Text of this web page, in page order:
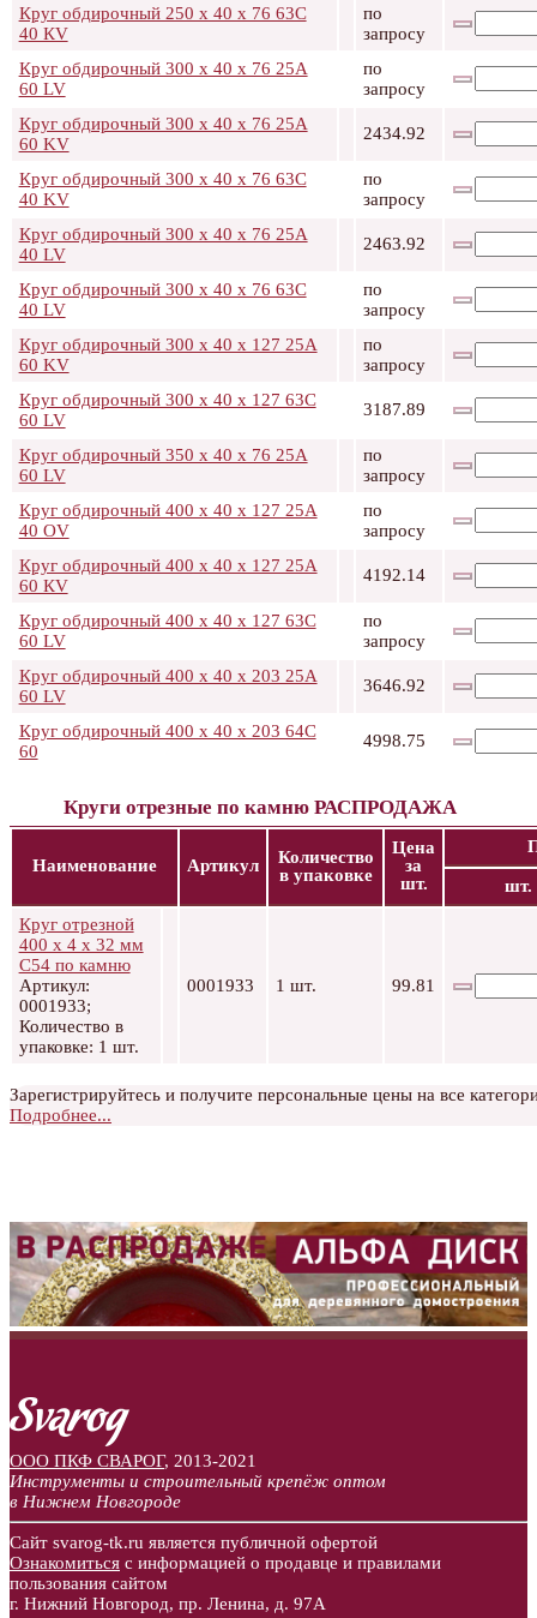
Круг обдирочный 250 х 40 х 76 63C
40 КV
по
запросу
Круг обдирочный 300 х 40 х 76 25А
60 LV
по
запросу
Круг обдирочный 300 х 40 х 76 25А
60 KV
2434.92
Круг обдирочный 300 х 40 х 76 63С
40 KV
по
запросу
Круг обдирочный 300 х 40 х 76 25А
40 LV
2463.92
Круг обдирочный 300 х 40 х 76 63С
40 LV
по
запросу
Круг обдирочный 300 х 40 х 127 25А
60 KV
по
запросу
Круг обдирочный 300 х 40 х 127 63С
60 LV
3187.89
Круг обдирочный 350 х 40 х 76 25A
60 LV
по
запросу
Круг обдирочный 400 х 40 х 127 25А
40 OV
по
запросу
Круг обдирочный 400 х 40 х 127 25А
60 КV
4192.14
Круг обдирочный 400 х 40 х 127 63C
60 LV
по
запросу
Круг обдирочный 400 х 40 х 203 25А
60 LV
3646.92
Круг обдирочный 400 х 40 х 203 64С
60
4998.75
Круги отрезные по камню РАСПРОДАЖА
Наименование Артикул
Количество
в упаковке
Цена
за
шт.
шт.
Круг отрезной
400 х 4 х 32 мм
С54 по камню
Артикул:
0001933;
Количество в
упаковке: 1 шт.
0001933 1 шт. 99.81
Зарегистрируйтесь и получите персональные цены на все
Подробнее...
ООО ПКФ СВАРОГ, 2013-2021
Инструменты и строительный крепёж оптом
в Нижнем Новгороде
Сайт svarog-tk.ru является публичной офертой
Ознакомиться с информацией о продавце и правилами
пользования сайтом
г. Нижний Новгород, пр. Ленина, д. 97А